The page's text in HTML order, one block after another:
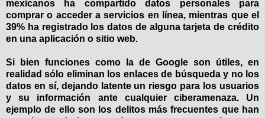
mexicanos ha compartido datos personales para
comprar o acceder a servicios en línea, mientras que el
39% ha registrado los datos de alguna tarjeta de crédito
en una aplicación o sitio web.
Si bien funciones como la de Google son útiles, en
realidad sólo eliminan los enlaces de búsqueda y no los
datos en sí, dejando latente un riesgo para los usuarios
y su información ante cualquier ciberamenaza. Un
ejemplo de ello son los delitos más frecuentes que han